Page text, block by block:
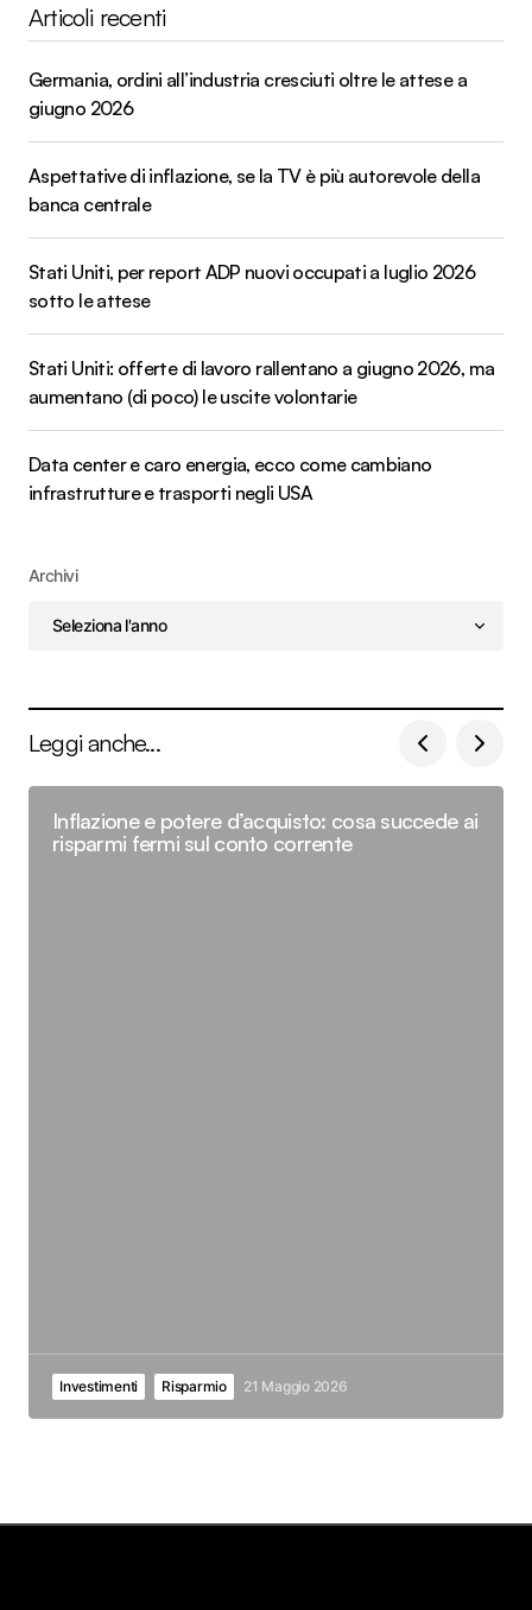
Articoli recenti
Germania, ordini all’industria cresciuti oltre le attese a
giugno 2026
Aspettative di inflazione, se la TV è più autorevole della
banca centrale
Stati Uniti, per report ADP nuovi occupati a luglio 2026
sotto le attese
Stati Uniti: offerte di lavoro rallentano a giugno 2026, ma
aumentano (di poco) le uscite volontarie
Data center e caro energia, ecco come cambiano
infrastrutture e trasporti negli USA
Archivi
Leggi anche...
Inflazione e potere d’acquisto: cosa succede ai
risparmi fermi sul conto corrente
Investimenti Risparmio 21 Maggio 2026